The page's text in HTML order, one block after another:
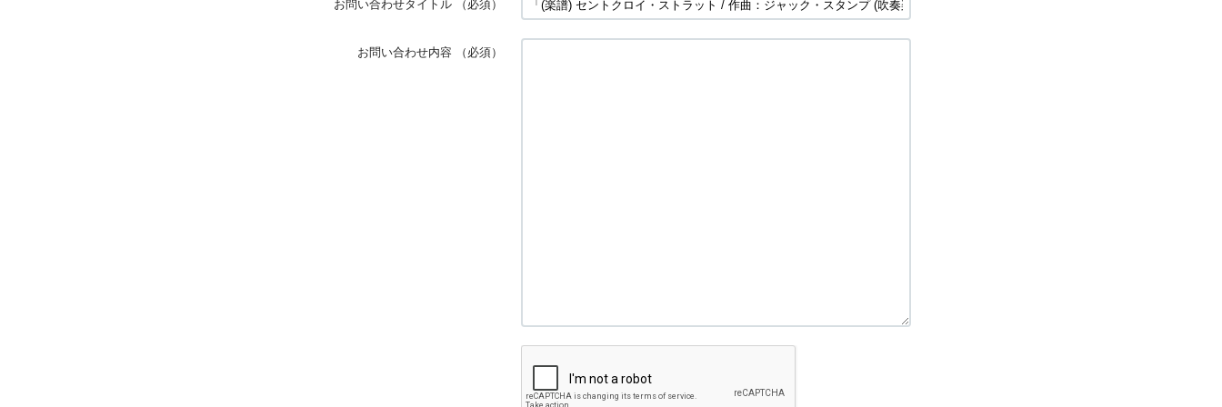
お問い合わせタイトル （必須）
お問い合わせ内容 （必須）